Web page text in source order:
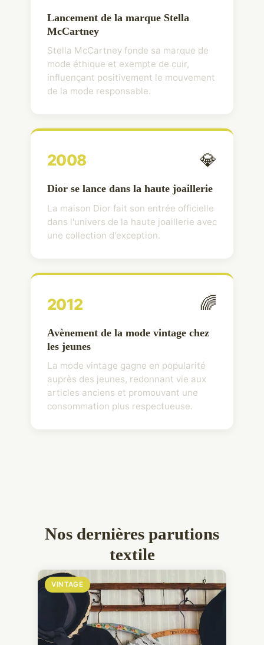
Lancement de la marque Stella
McCartney
Stella McCartney fonde sa marque de
mode éthique et exempte de cuir,
influençant positivement le mouvement
de la mode responsable.
2008 💎
Dior se lance dans la haute joaillerie
La maison Dior fait son entrée officielle
dans l'univers de la haute joaillerie avec
une collection d'exception.
2012 🌈
Avènement de la mode vintage chez
les jeunes
La mode vintage gagne en popularité
auprès des jeunes, redonnant vie aux
articles anciens et promouvant une
consommation plus respectueuse.
Nos dernières parutions
textile
VINTAGE